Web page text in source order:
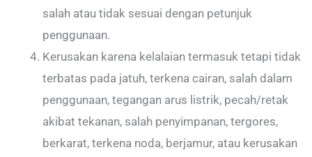
salah atau tidak sesuai dengan petunjuk
penggunaan.
Kerusakan karena kelalaian termasuk tetapi tidak
terbatas pada jatuh, terkena cairan, salah dalam
penggunaan, tegangan arus listrik, pecah/retak
akibat tekanan, salah penyimpanan, tergores,
berkarat, terkena noda, berjamur, atau kerusakan